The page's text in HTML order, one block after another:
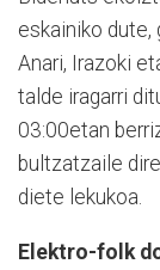
eskainiko dute,
Anari, Irazoki
talde iragarri
03:00etan
bultzatzaile
diete lekukoa.
Elektro-folk